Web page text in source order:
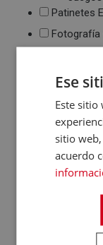
Patinetes
Fotografía
Sonido
/ MP4
Ese
Este sitio
sitio
acuerdo